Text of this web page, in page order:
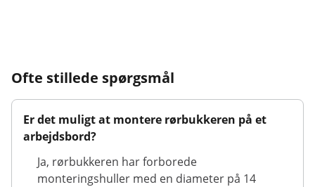
Ofte stillede spørgsmål
Er det muligt at montere rørbukkeren på et
arbejdsbord?
Ja, rørbukkeren har forborede
monteringshuller med en diameter på 14